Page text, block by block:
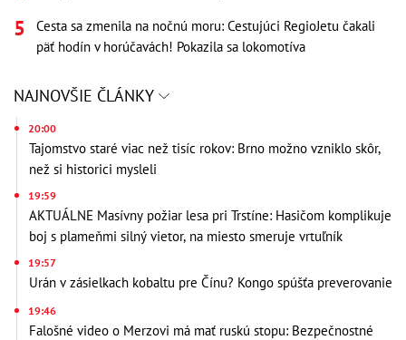
Cesta sa zmenila na nočnú moru: Cestujúci RegioJetu čakali
päť hodín v horúčavách! Pokazila sa lokomotíva
NAJNOVŠIE ČLÁNKY
20:00
Tajomstvo staré viac než tisíc rokov: Brno možno vzniklo skôr,
než si historici mysleli
19:59
AKTUÁLNE Masívny požiar lesa pri Trstíne: Hasičom komplikuje
boj s plameňmi silný vietor, na miesto smeruje vrtuľník
19:57
Urán v zásielkach kobaltu pre Čínu? Kongo spúšťa preverovanie
19:46
Falošné video o Merzovi má mať ruskú stopu: Bezpečnostné